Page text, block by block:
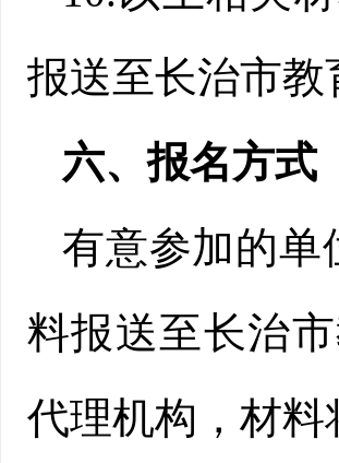
报送至长治市教
六、报名方式
有意参加的单
料报送至长治
代理机构，材